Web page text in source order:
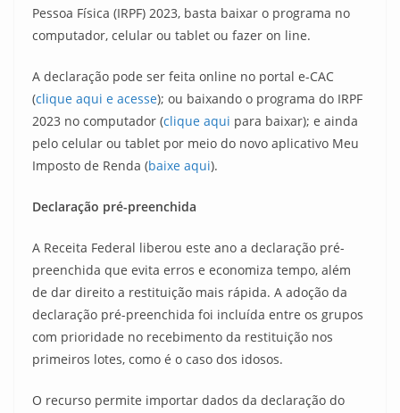
Pessoa Física (IRPF) 2023, basta baixar o programa no
computador, celular ou tablet ou fazer on line.
A declaração pode ser feita online no portal e-CAC
(clique aqui e acesse); ou baixando o programa do IRPF
2023 no computador (clique aqui para baixar); e ainda
pelo celular ou tablet por meio do novo aplicativo Meu
Imposto de Renda (baixe aqui).
Declaração pré-preenchida
A Receita Federal liberou este ano a declaração pré-
preenchida que evita erros e economiza tempo, além
de dar direito a restituição mais rápida. A adoção da
declaração pré-preenchida foi incluída entre os grupos
com prioridade no recebimento da restituição nos
primeiros lotes, como é o caso dos idosos.
O recurso permite importar dados da declaração do